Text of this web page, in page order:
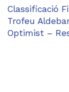
Classificació
Trofeu
Optimist –